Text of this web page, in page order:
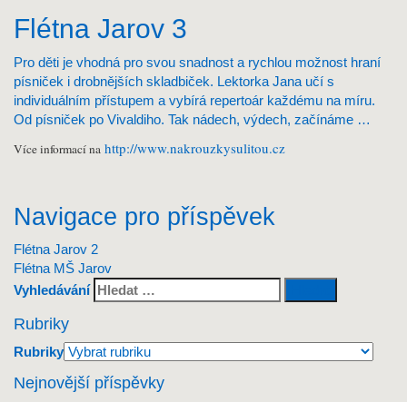
Flétna Jarov 3
Pro děti je vhodná pro svou snadnost a rychlou možnost hraní
písniček i drobnějších skladbiček. Lektorka Jana učí s
individuálním přístupem a vybírá repertoár každému na míru.
Od písniček po Vivaldiho. Tak nádech, výdech, začínáme …
Více informací na http://www.nakrouzkysulitou.cz
Navigace pro příspěvek
Flétna Jarov 2
Flétna MŠ Jarov
Vyhledávání
Rubriky
Rubriky
Nejnovější příspěvky